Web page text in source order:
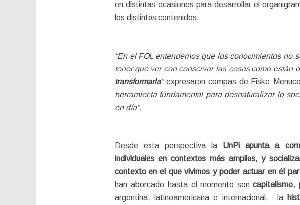
en distintas ocasiones para desarrollar el
los distintos contenidos.
“En el FOL entendemos que los conocimientos no
tener que ver con conservar las cosas como están
transformarla” expresaron compas de Fiske
herramienta fundamental para desnaturalizar lo
en día”.
Desde esta perspectiva la UnPi apunta a
individuales en contextos más amplios, y
contexto en el que vivimos y poder actuar en él
han abordado hasta el momento son capitalismo,
argentina, latinoamericana e internacional,  la